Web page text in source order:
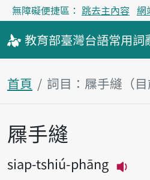
無障礙便捷區： 跳去主內容 網
教育部臺灣台語常用詞
首頁 詞目：屧手縫（目
主內容區塊
屧手縫
siap-tshiú-phāng